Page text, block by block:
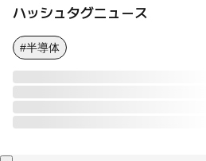
ハッシュタグニュース
#半導体